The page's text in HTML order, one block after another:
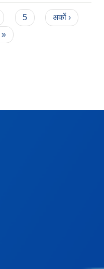
5
अर्को ›
»